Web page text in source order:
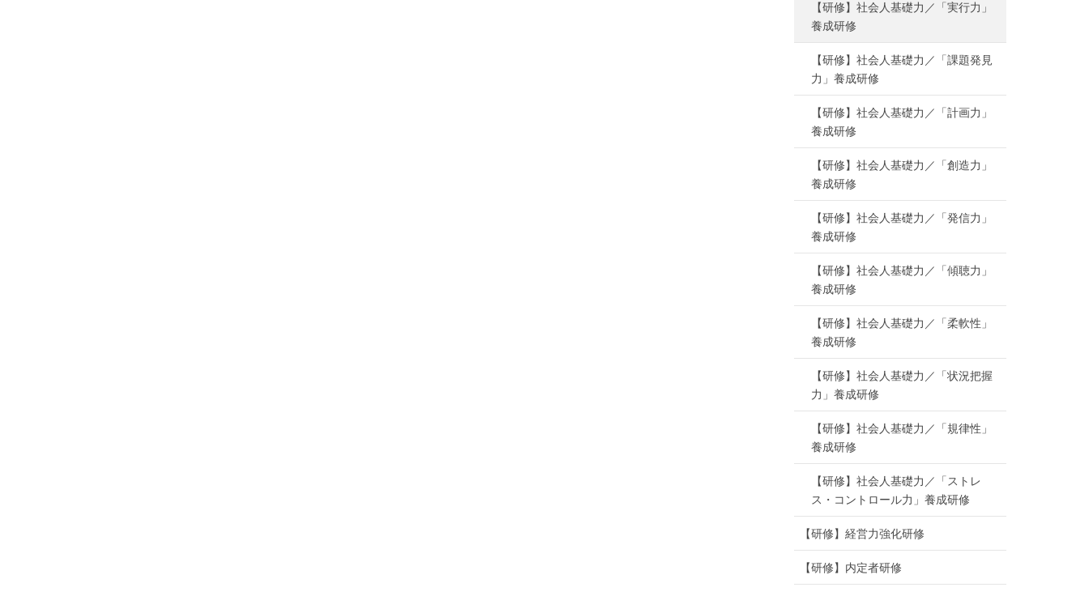
【研修】社会人基礎力／「実行力」
養成研修
【研修】社会人基礎力／「課題発見
力」養成研修
【研修】社会人基礎力／「計画力」
養成研修
【研修】社会人基礎力／「創造力」
養成研修
【研修】社会人基礎力／「発信力」
養成研修
【研修】社会人基礎力／「傾聴力」
養成研修
【研修】社会人基礎力／「柔軟性」
養成研修
【研修】社会人基礎力／「状況把握
力」養成研修
【研修】社会人基礎力／「規律性」
養成研修
【研修】社会人基礎力／「ストレ
ス・コントロール力」養成研修
【研修】経営力強化研修
【研修】内定者研修